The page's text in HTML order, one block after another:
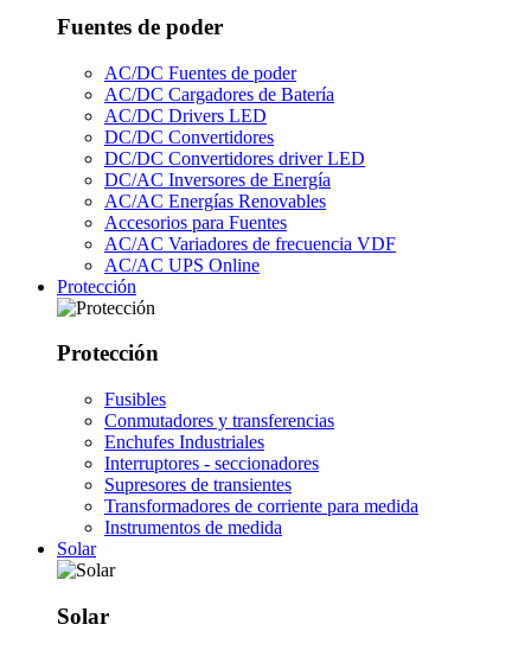
Fuentes de poder
AC/DC Fuentes de poder
AC/DC Cargadores de Batería
AC/DC Drivers LED
DC/DC Convertidores
DC/DC Convertidores driver LED
DC/AC Inversores de Energía
AC/AC Energías Renovables
Accesorios para Fuentes
AC/AC Variadores de frecuencia VDF
AC/AC UPS Online
Protección
Protección
Fusibles
Conmutadores y transferencias
Enchufes Industriales
Interruptores - seccionadores
Supresores de transientes
Transformadores de corriente para medida
Instrumentos de medida
Solar
Solar